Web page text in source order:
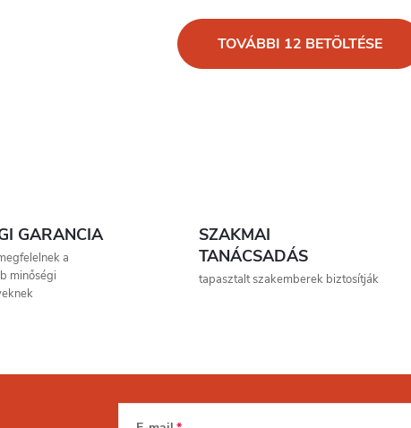
TOVÁBBI 12 BETÖLTÉSE
GARANCIA
a
minőségi
SZAKMAI
TANÁCSADÁS
tapasztalt szakemberek biztosítják